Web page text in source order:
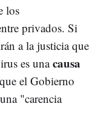
los
privados. Si
a la justicia que
es unacausa
el Gobierno
"carencia